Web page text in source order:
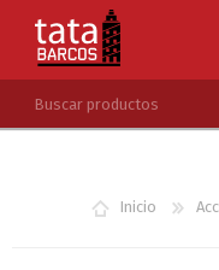
LISTA DE DESEOS
Inicio